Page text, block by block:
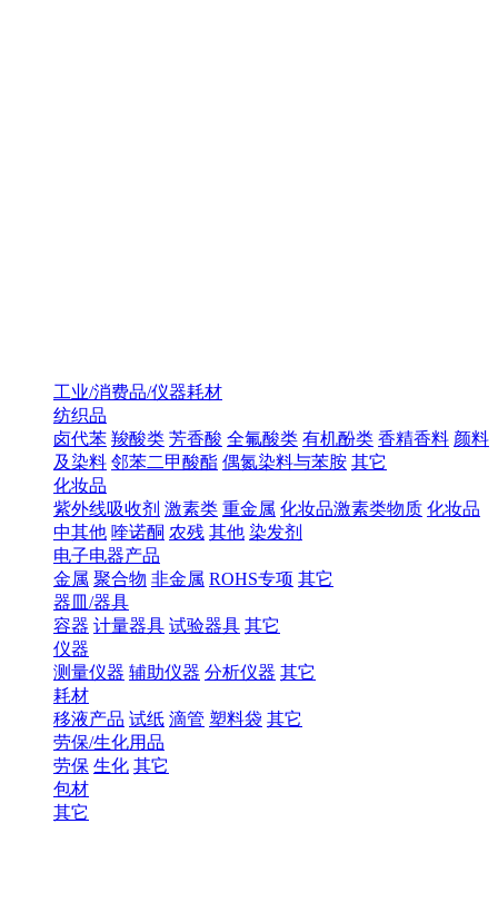
工业/消费品/仪器耗材
纺织品
卤代苯 羧酸类 芳香酸 全氟酸类 有机酚类 香精香料 颜料
及染料 邻苯二甲酸酯 偶氮染料与苯胺 其它
化妆品
紫外线吸收剂 激素类 重金属 化妆品激素类物质 化妆品
中其他 喹诺酮 农残 其他 染发剂
电子电器产品
金属 聚合物 非金属 ROHS专项 其它
器皿/器具
容器 计量器具 试验器具 其它
仪器
测量仪器 辅助仪器 分析仪器 其它
耗材
移液产品 试纸 滴管 塑料袋 其它
劳保/生化用品
劳保 生化 其它
包材
其它